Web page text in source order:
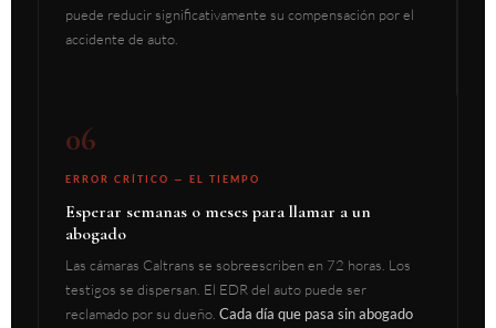
puede reducir significativamente su compensación por el
accidente de auto.
06
ERROR CRÍTICO — EL TIEMPO
Esperar semanas o meses para llamar a un
abogado
Las cámaras Caltrans se sobreescriben en 72 horas. Los
testigos se dispersan. El EDR del auto puede ser
reclamado por su dueño. Cada día que pasa sin abogado